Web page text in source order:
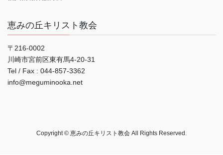
恵みの丘キリスト教会
〒216-0002
川崎市宮前区東有馬4-20-31
Tel / Fax : 044‐857-3362
info@meguminooka.net
Copyright © 恵みの丘キリスト教会 All Rights Reserved.